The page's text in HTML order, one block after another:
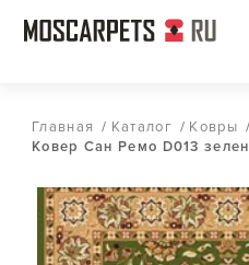
Главная / Каталог / Ковры /
Ковер Сан Ремо D013